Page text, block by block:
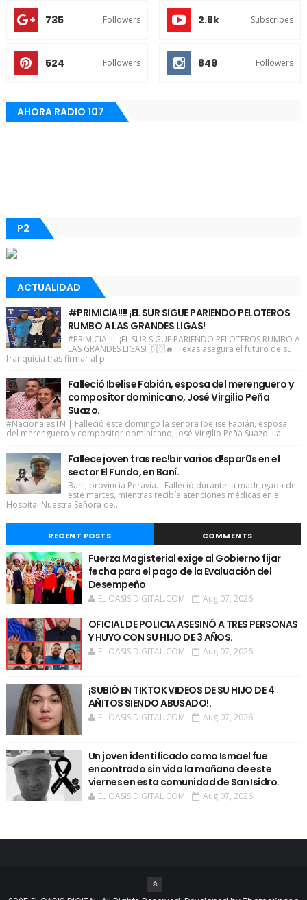
735 Followers 2.8k Subscribes
524 Followers 849 Followers
AHORA RADIO 107
P2
ACTUALIDAD
#PRIMICIA!!!! ¡EL SUR SIGUE PARIENDO PELOTEROS
RUMBO A LAS GRANDES LIGAS!
#PRIMICIA!!!! ¡EL SUR SIGUE PARIENDO PELOTEROS RUMBO A
LAS GRANDES LIGAS! 🇩🇴🔥 Texas asegura el futuro de su
franquicia tras firmar al p...
Falleció Ibelise Fabián, esposa del merenguero y
compositor dominicano, José Virgilio Peña
Suazo.
#NacionalesTN | Falleció este domingo la señora Ibelise Fabián, esposa
del merenguero y compositor dominicano, José Virgilio Peña Suazo. La ...
Fallece joven tras rec!bir varios d!spar0s en el
sector El Fundo, en Baní.
Baní, provincia Peravia.– Falleció durante la madrugada de
este martes, mientras recibía atenciones médicas en el
Hospital Nuestra Señora de...
RECENT POSTS COMMENTS
Fuerza Magisterial exige al Gobierno fijar
fecha para el pago de la Evaluación del
Desempeño
EL OASIS DIGITAL.COM Aug 07, 2026
OFICIAL DE POLICIA ASESINÓ A TRES PERSONAS
Y HUYO CON SU HIJO DE 3 AÑOS.
EL OASIS DIGITAL.COM Aug 07, 2026
¡SUBIÓ EN TIKTOK VIDEOS DE SU HIJO DE 4
AÑITOS SIENDO ABUSADO!.
EL OASIS DIGITAL.COM Aug 07, 2026
Un joven identificado como Ismael fue
encontrado sin vida la mañana de este
viernes en esta comunidad de San Isidro.
EL OASIS DIGITAL.COM Aug 07, 2026